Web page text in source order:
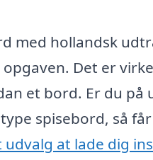
med hollandsk
opgaven. Det er
et bord. Er du på
spisebord, så
at lade dig